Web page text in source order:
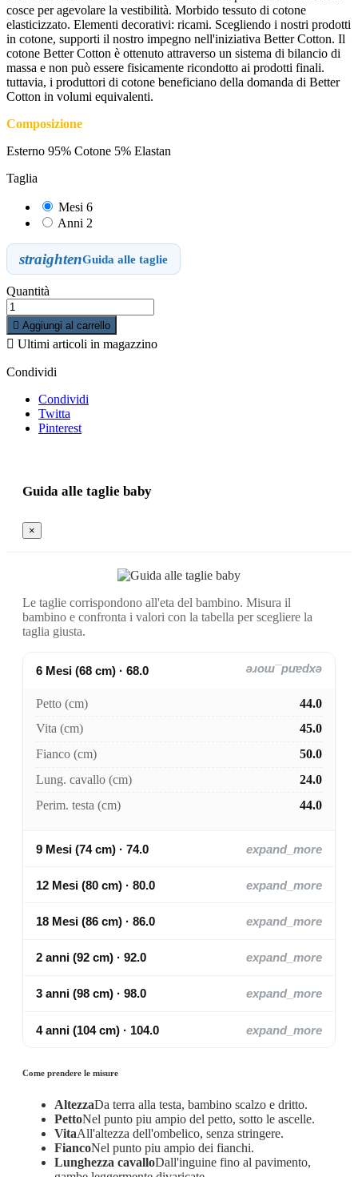
cosce per agevolare la vestibilità. Morbido tessuto di cotone
elasticizzato. Elementi decorativi: ricami. Scegliendo i nostri prodotti
in cotone, supporti il nostro impegno nell'iniziativa Better Cotton. Il
cotone Better Cotton è ottenuto attraverso un sistema di bilancio di
massa e non può essere fisicamente ricondotto ai prodotti finali.
tuttavia, i produttori di cotone beneficiano della domanda di Better
Cotton in volumi equivalenti.
Composizione
Esterno 95% Cotone 5% Elastan
Taglia
Mesi 6
Anni 2
straightenGuida alle taglie
Quantità
 Aggiungi al carrello
 Ultimi articoli in magazzino
Condividi
Condividi
Twitta
Pinterest
Guida alle taglie baby
×
Le taglie corrispondono all'eta del bambino. Misura il
bambino e confronta i valori con la tabella per scegliere la
taglia giusta.
6 Mesi (68 cm) · 68.0 expand_more
Petto (cm)
44.0
Vita (cm)
45.0
Fianco (cm)
50.0
Lung. cavallo (cm)
24.0
Perim. testa (cm)
44.0
9 Mesi (74 cm) · 74.0 expand_more
12 Mesi (80 cm) · 80.0 expand_more
18 Mesi (86 cm) · 86.0 expand_more
2 anni (92 cm) · 92.0 expand_more
3 anni (98 cm) · 98.0 expand_more
4 anni (104 cm) · 104.0 expand_more
Come prendere le misure
AltezzaDa terra alla testa, bambino scalzo e dritto.
PettoNel punto piu ampio del petto, sotto le ascelle.
VitaAll'altezza dell'ombelico, senza stringere.
FiancoNel punto piu ampio dei fianchi.
Lunghezza cavalloDall'inguine fino al pavimento,